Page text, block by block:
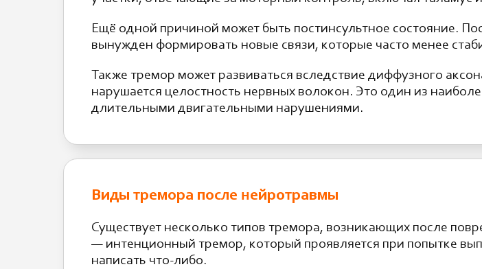
Ещё одной причиной может быть постинсультное состояние.
вынужден формировать новые связи, которые часто менее
Также тремор может развиваться вследствие диффузного
нарушается целостность нервных волокон. Это один из
длительными двигательными нарушениями.
Виды тремора после нейротравмы
Существует несколько типов тремора, возникающих после
— интенционный тремор, который проявляется при попытке
написать что-либо.